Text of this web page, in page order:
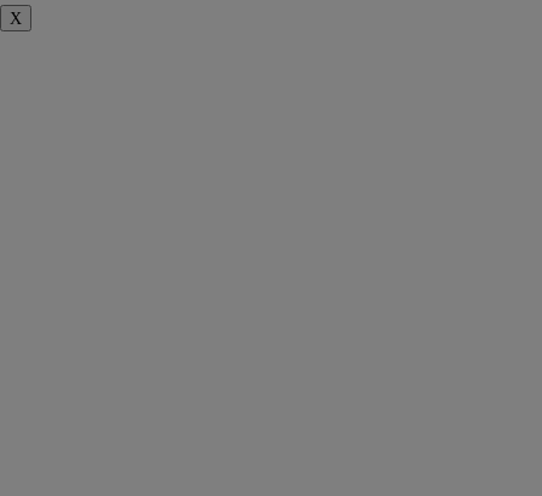
X